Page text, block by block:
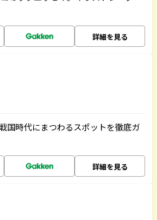
詳細を見る
国時代にまつわるスポットを徹底ガ
詳細を見る